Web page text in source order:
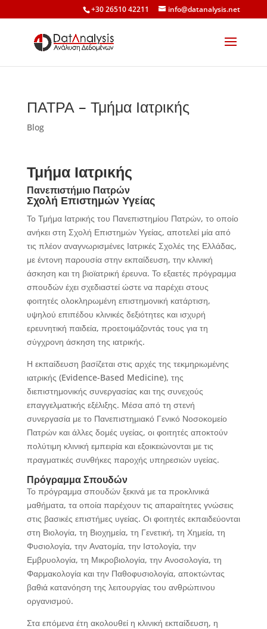
+30 26510 42211 info@datanalysis.net
ΠΑΤΡΑ – Τμήμα Ιατρικής
Blog
Τμήμα Ιατρικής
Πανεπιστήμιο Πατρών
Σχολή Επιστημών Υγείας
Το Τμήμα Ιατρικής του Πανεπιστημίου Πατρών, το οποίο
ανήκει στη Σχολή Επιστημών Υγείας, αποτελεί μία από
τις πλέον αναγνωρισμένες Ιατρικές Σχολές της Ελλάδας,
με έντονη παρουσία στην εκπαίδευση, την κλινική
άσκηση και τη βιοϊατρική έρευνα. Το εξαετές πρόγραμμα
σπουδών έχει σχεδιαστεί ώστε να παρέχει στους
φοιτητές ολοκληρωμένη επιστημονική κατάρτιση,
υψηλού επιπέδου κλινικές δεξιότητες και ισχυρή
ερευνητική παιδεία, προετοιμάζοντάς τους για τη
σύγχρονη άσκηση της ιατρικής.
Η εκπαίδευση βασίζεται στις αρχές της τεκμηριωμένης
ιατρικής (Evidence-Based Medicine), της
διεπιστημονικής συνεργασίας και της συνεχούς
επαγγελματικής εξέλιξης. Μέσα από τη στενή
συνεργασία με το Πανεπιστημιακό Γενικό Νοσοκομείο
Πατρών και άλλες δομές υγείας, οι φοιτητές αποκτούν
πολύτιμη κλινική εμπειρία και εξοικειώνονται με τις
πραγματικές συνθήκες παροχής υπηρεσιών υγείας.
Πρόγραμμα Σπουδών
Το πρόγραμμα σπουδών ξεκινά με τα προκλινικά
μαθήματα, τα οποία παρέχουν τις απαραίτητες γνώσεις
στις βασικές επιστήμες υγείας. Οι φοιτητές εκπαιδεύονται
στη Βιολογία, τη Βιοχημεία, τη Γενετική, τη Χημεία, τη
Φυσιολογία, την Ανατομία, την Ιστολογία, την
Εμβρυολογία, τη Μικροβιολογία, την Ανοσολογία, τη
Φαρμακολογία και την Παθοφυσιολογία, αποκτώντας
βαθιά κατανόηση της λειτουργίας του ανθρώπινου
οργανισμού.
Στα επόμενα έτη ακολουθεί η κλινική εκπαίδευση, η